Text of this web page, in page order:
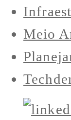
Meio